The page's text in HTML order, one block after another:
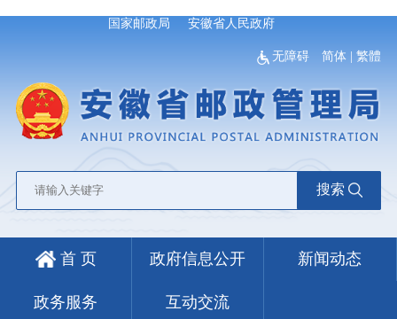
国家邮政局 安徽省人民政府
无障碍 简体 |繁體
搜索
首 页 政府信息公开 新闻动态
政务服务 互动交流